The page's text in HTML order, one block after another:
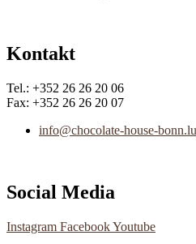
Kontakt
Tel.: +352 26 26 20 06
Fax: +352 26 26 20 07
info@chocolate-house-bonn.lu
Social Media
Instagram FacebookYoutube